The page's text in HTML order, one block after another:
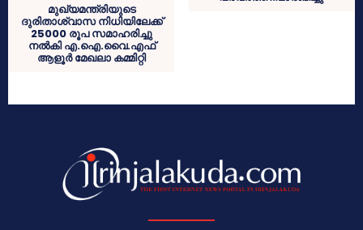
മുഖ്യമന്ത്രിയുടെ
ദുരിതാശ്വാസ നിധിയിലേക്ക്
25000 രൂപ സമാഹരിച്ചു
നൽകി എ.ഐ.വൈ.എഫ്
ആളൂർ മേഖലാ കമ്മിറ്റി